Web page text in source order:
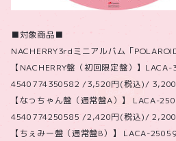
■対象商品■
NACHERRY3rdミニアルバム「POLAROID
【NACHERRY盤（初回限定盤）】
4540774350582 /3,520円(税込)/
【なっちゃん盤（通常盤A）】 LACA-
4540774250585 /2,420円(税込)/
【ちぇみー盤（通常盤B）】 LACA-